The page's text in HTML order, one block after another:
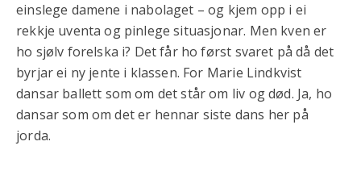
einslege damene i nabolaget – og kjem opp i ei
rekkje uventa og pinlege situasjonar. Men kven er
ho sjølv forelska i? Det får ho først svaret på då det
byrjar ei ny jente i klassen. For Marie Lindkvist
dansar ballett som om det står om liv og død. Ja, ho
dansar som om det er hennar siste dans her på
jorda.